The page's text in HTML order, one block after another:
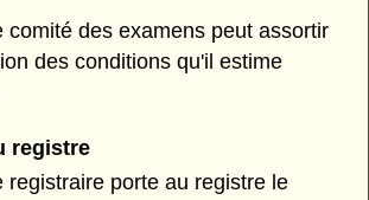
comité des examens peut assortir
des conditions qu'il estime
registre
registraire porte au registre le